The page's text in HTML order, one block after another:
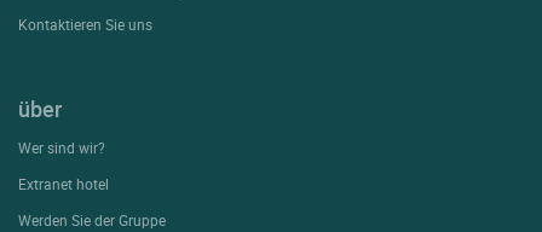
Kontaktieren Sie uns
über
Wer sind wir?
Extranet hotel
Werden Sie der Gruppe